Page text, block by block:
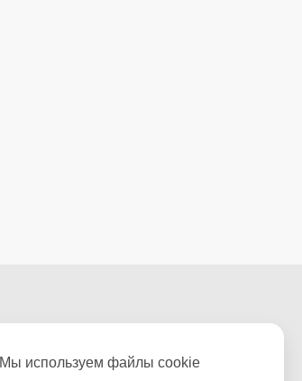
Мы используем файлы cookie